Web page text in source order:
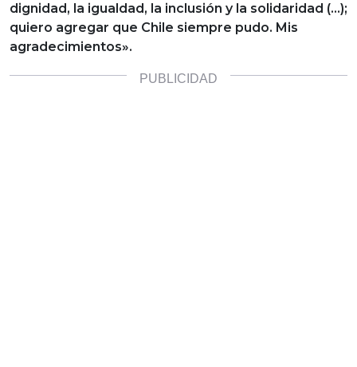
dignidad, la igualdad, la inclusión y la solidaridad (…);
quiero agregar que Chile siempre pudo. Mis
agradecimientos».